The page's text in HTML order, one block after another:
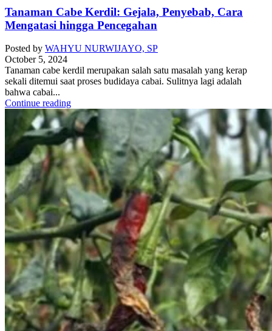
Tanaman Cabe Kerdil: Gejala, Penyebab, Cara
Mengatasi hingga Pencegahan
Posted by WAHYU NURWIJAYO, SP
October 5, 2024
Tanaman cabe kerdil merupakan salah satu masalah yang kerap
sekali ditemui saat proses budidaya cabai. Sulitnya lagi adalah
bahwa cabai...
Continue reading